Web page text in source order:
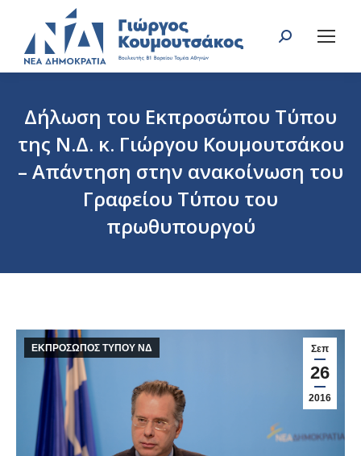
Search:
Δήλωση του Εκπροσώπου Τύπου
της Ν.Δ. κ. Γιώργου Κουμουτσάκου
– Απάντηση στην ανακοίνωση του
Γραφείου Τύπου του
πρωθυπουργού
Σεπ
26
2016
ΕΚΠΡΟΣΩΠΟΣ ΤΥΠΟΥ ΝΔ